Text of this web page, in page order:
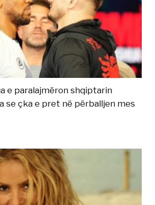
e paralajmëron shqiptarin
se çka e pret në përballjen mes